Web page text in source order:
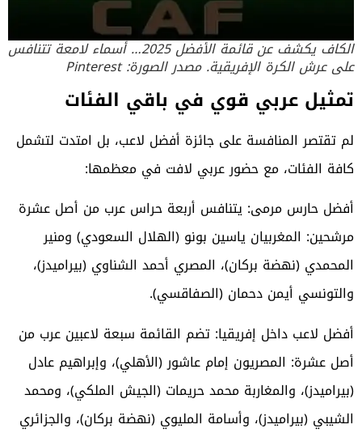
الكاف يكشف عن قائمة الأفضل 2025… أسماء لامعة تتنافس
على عرش الكرة الإفريقية. مصدر الصورة: Pinterest
تمثيل عربي قوي في باقي الفئات
لم تقتصر المنافسة على جائزة أفضل لاعب، بل امتدت لتشمل
كافة الفئات، مع حضور عربي لافت في معظمها:
أفضل حارس مرمى: يتنافس أربعة حراس عرب من أصل عشرة
مرشحين: المغربيان ياسين بونو (الهلال السعودي) ومنير
المحمدي (نهضة بركان)، المصري أحمد الشناوي (بيراميدز)،
والتونسي أيمن دحمان (الصفاقسي).
أفضل لاعب داخل إفريقيا: تضم القائمة سبعة لاعبين عرب من
أصل عشرة: المصريون إمام عاشور (الأهلي)، وإبراهيم عادل
(بيراميدز)، والمغاربة محمد حريمات (الجيش الملكي)، ومحمد
الشيبي (بيراميدز)، وأسامة المليوي (نهضة بركان)، والجزائري